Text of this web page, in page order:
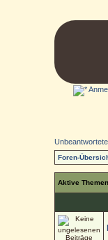
Foren-
Aktive Themen